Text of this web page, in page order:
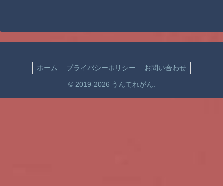
ホーム プライバシーポリシー お問い合わせ
© 2019-2026 うんてれがん.